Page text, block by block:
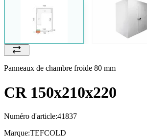
Panneaux de chambre froide 80 mm
CR 150x210x220
Numéro d'article:41837
Marque:TEFCOLD